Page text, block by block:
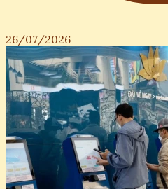
26/07/2026